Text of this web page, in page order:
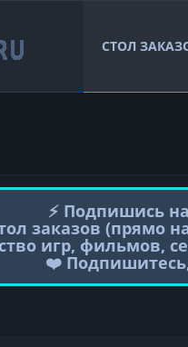
СТОЛ
⚡️ Подпишись
заказов
игр, фильмов,
❤️